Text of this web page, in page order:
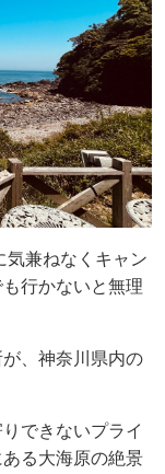
気兼ねなくキャン
行かないと無理
、神奈川県内の
できないプライ
る大海原の絶景